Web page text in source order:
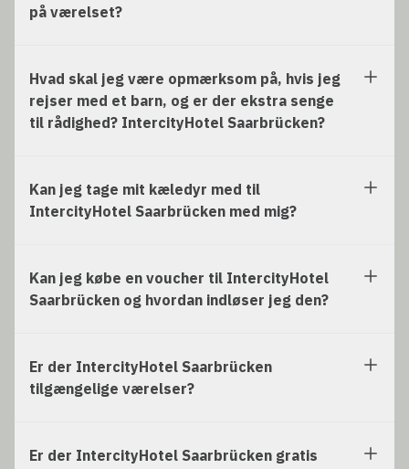
på værelset?
Hvad skal jeg være opmærksom på, hvis jeg
rejser med et barn, og er der ekstra senge
til rådighed? IntercityHotel Saarbrücken?
Kan jeg tage mit kæledyr med til
IntercityHotel Saarbrücken med mig?
Kan jeg købe en voucher til IntercityHotel
Saarbrücken og hvordan indløser jeg den?
Er der IntercityHotel Saarbrücken
tilgængelige værelser?
Er der IntercityHotel Saarbrücken gratis